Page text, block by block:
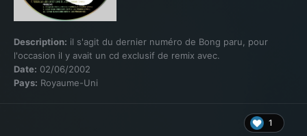
Description: il s'agit du dernier numéro de Bong paru, pour
l'occasion il y avait un cd exclusif de remix avec.
Date: 02/06/2002
Pays: Royaume-Uni
1